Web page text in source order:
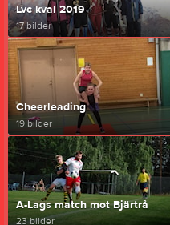
Lvc kval 2019
17 bilder
Cheerleading
19 bilder
A-Lags match mot Bjärtrå
23 bilder